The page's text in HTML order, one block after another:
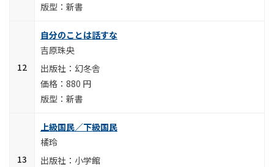
新書
自分のことは話すな
吉原珠央
幻冬舎
880 円
新書
上級国民／下級国民
橘玲
小学館